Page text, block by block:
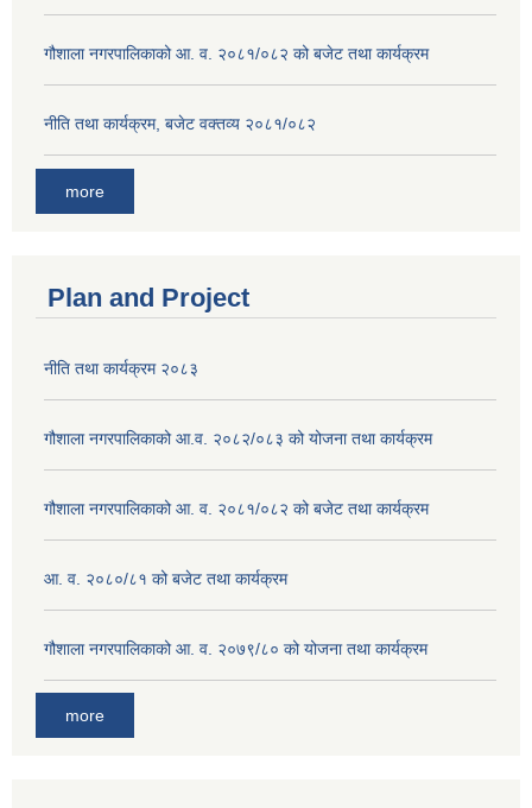
गौशाला नगरपालिकाको आ. व. २०८१/०८२ को बजेट तथा कार्यक्रम
नीति तथा कार्यक्रम, बजेट वक्तव्य २०८१/०८२
more
Plan and Project
नीति तथा कार्यक्रम २०८३
गौशाला नगरपालिकाको आ.व. २०८२/०८३ को योजना तथा कार्यक्रम
गौशाला नगरपालिकाको आ. व. २०८१/०८२ को बजेट तथा कार्यक्रम
आ. व. २०८०/८१ को बजेट तथा कार्यक्रम
गौशाला नगरपालिकाको आ. व. २०७९/८० को योजना तथा कार्यक्रम
more